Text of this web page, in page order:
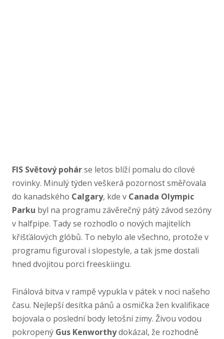
FIS Světový pohárse letos blíží pomalu do cílové
rovinky. Minulý týden veškerá pozornost směřovala
do kanadského Calgary, kde v Canada Olympic
Parku byl na programu závěrečný pátý závod sezóny
v halfpipe. Tady se rozhodlo o nových majitelích
křišťálových glóbů. To nebylo ale všechno, protože v
programu figuroval i slopestyle, a tak jsme dostali
hned dvojitou porci freeskiingu.
Finálová bitva v rampě vypukla v pátek v noci našeho
času. Nejlepší desítka pánů a osmička žen kvalifikace
bojovala o poslední body letošní zimy. Živou vodou
pokropený Gus Kenworthydokázal, že rozhodně